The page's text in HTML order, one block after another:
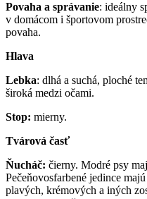
Povaha a správanie: ideálny
v domácom i športovom
povaha.
Hlava
Lebka: dlhá a suchá, ploché
široká medzi očami.
Stop: mierny.
Tvárová časť
Ňucháč: čierny. Modré psy
Pečeňovosfarbené jedince
plavých, krémových a iných